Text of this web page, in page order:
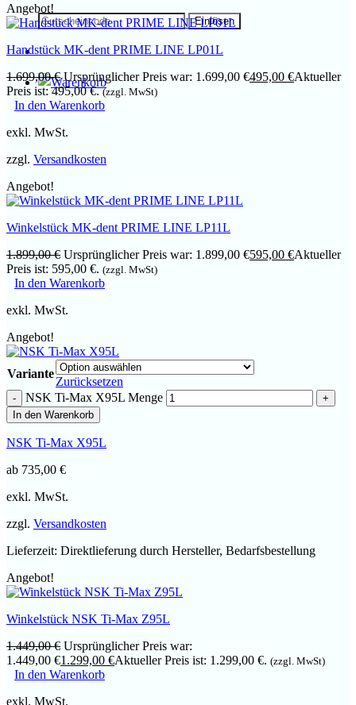
Angebot!
Handstück MK-dent PRIME LINE LP01L
1.699,00€ Ursprünglicher Preis war: 1.699,00 €495,00 €Aktueller
Preis ist: 495,00 €. (zzgl. MwSt)
In den Warenkorb
exkl. MwSt.
zzgl. Versandkosten
Angebot!
Winkelstück MK-dent PRIME LINE LP11L
1.899,00€ Ursprünglicher Preis war: 1.899,00 €595,00 €Aktueller
Preis ist: 595,00 €. (zzgl. MwSt)
In den Warenkorb
exkl. MwSt.
Angebot!
Variante
Zurücksetzen
NSK Ti-Max X95L Menge
In den Warenkorb
NSK Ti-Max X95L
ab 735,00 €
exkl. MwSt.
zzgl. Versandkosten
Lieferzeit: Direktlieferung durch Hersteller, Bedarfsbestellung
Angebot!
Winkelstück NSK Ti-Max Z95L
1.449,00€ Ursprünglicher Preis war:
1.449,00 €1.299,00 €Aktueller Preis ist: 1.299,00 €. (zzgl. MwSt)
In den Warenkorb
exkl. MwSt.